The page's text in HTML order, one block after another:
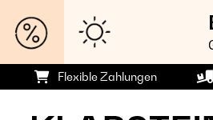
Flexible Zahlungen